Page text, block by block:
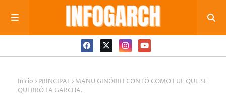
Inicio PRINCIPAL
MANU GINÓBILI CONTÓ COMO FUE QUE SE
QUEBRÓ LA GARCHA.